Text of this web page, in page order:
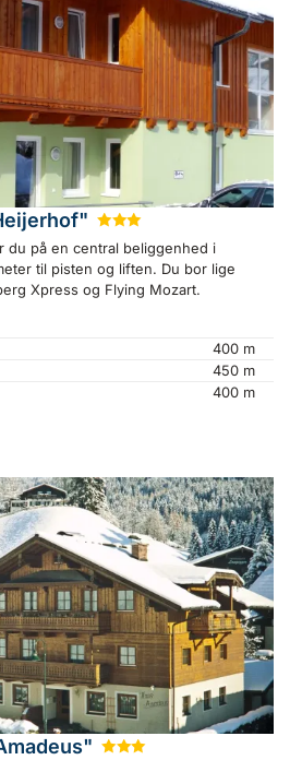
★★
du på en central beliggenhed i
til pisten og liften. Du bor lige
Xpress og Flying Mozart.
400 m
450 m
400 m
★★